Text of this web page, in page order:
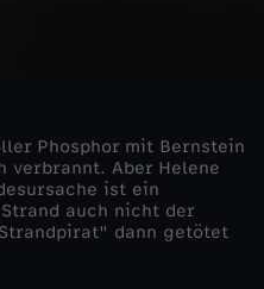
Phosphor mit Bernstein
verbrannt. Aber Helene
ist ein
auch nicht der
dann getötet